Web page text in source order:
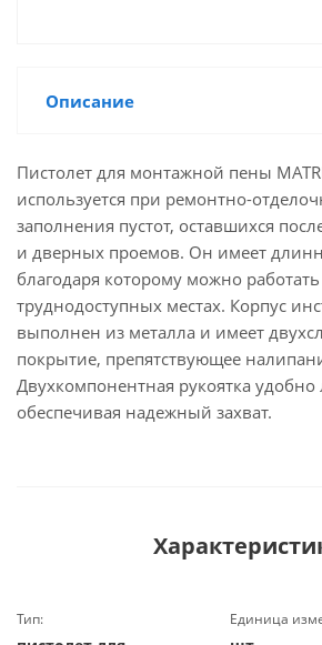
Описание
Пистолет для монтажной пены
используется при ремонтно-
заполнения пустот, оставшихся
и дверных проемов. Он имеет
благодаря которому можно
труднодоступных местах. Корпус
выполнен из металла и имеет
покрытие, препятствующее
Двухкомпонентная рукоятка удобно
обеспечивая надежный захват.
Тип: Единица